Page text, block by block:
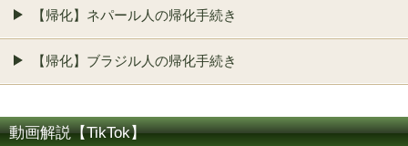
【帰化】ネパール人の帰化手続き
【帰化】ブラジル人の帰化手続き
動画解説【TikTok】